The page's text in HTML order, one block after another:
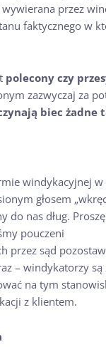
przez
faktycznego w
polecony czy
zazwyczaj za
biec żadne
głosem
nas dług.
pouczeni
sąd
– windykatorzy
na tym
z klientem.